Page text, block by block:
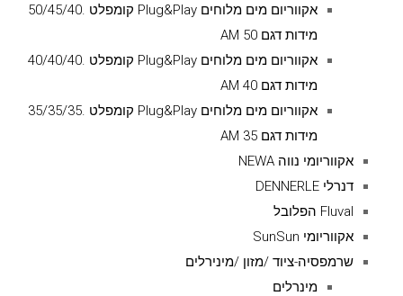
אקווריום מים מלוחים Plug&Play קומפלט .50/45/40
מידות דגם AM 50
אקווריום מים מלוחים Plug&Play קומפלט .40/40/40
מידות דגם AM 40
אקווריום מים מלוחים Plug&Play קומפלט .35/35/35
מידות דגם AM 35
אקווריומי נווה NEWA
דנרלי DENNERLE
Fluval הפלובל
אקווריומי SunSun
שרמפסיה-ציוד /מזון /מינירלים
מינרלים